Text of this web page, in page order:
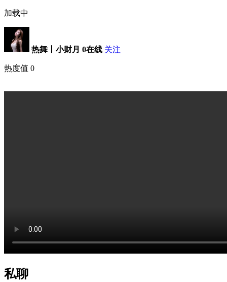
加载中
热舞丨小财月 0在线 关注
热度值 0
私聊